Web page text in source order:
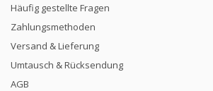
Häufig gestellte Fragen
Zahlungsmethoden
Versand & Lieferung
Umtausch & Rücksendung
AGB